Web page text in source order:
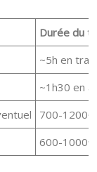
Durée du
~5h en train
~1h30 en
700-1200€
600-1000€